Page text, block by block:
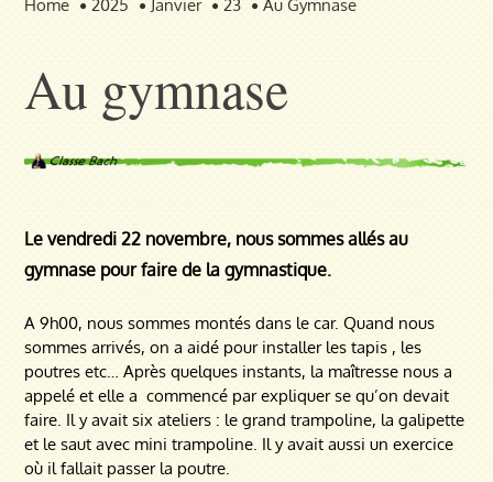
Home 2025 Janvier 23 Au Gymnase
Au gymnase
Le vendredi 22 novembre, nous sommes allés au
gymnase pour faire de la gymnastique.
A 9h00, nous sommes montés dans le car. Quand nous
sommes arrivés, on a aidé pour installer les tapis , les
poutres etc… Après quelques instants, la maîtresse nous a
appelé et elle a commencé par expliquer se qu’on devait
faire. Il y avait six ateliers : le grand trampoline, la galipette
et le saut avec mini trampoline. Il y avait aussi un exercice
où il fallait passer la poutre.